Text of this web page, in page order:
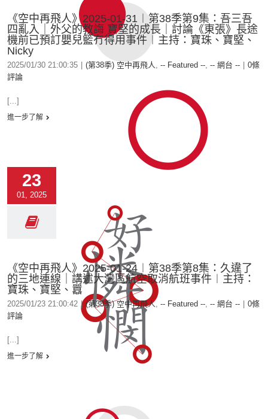
《空中再飛人》2025-01-31︱第38季第9集：吾三吾
四亂入｜外父的教誨 寶堅的成長｜討論《東張》長途
機前已預訂嬰兒籃冇得用事件︱主持：寶珠、寶堅、
Nicky
2025/01/30 21:00:35 (第38季) 空中再飛人, -- Featured --, -- 網台 --
0條
評論
[...]
進一步了解
23
01, 2025
《空中再飛人》2025-01-24︱第38季第8集：久違了
的三地連線｜講述大灣區航空取消航班事件︱主持：
寶珠、寶堅、囂
2025/01/23 21:00:42 | (第38季) 空中再飛人, -- Featured --, -- 網台 --
0條
評論
[...]
進一步了解